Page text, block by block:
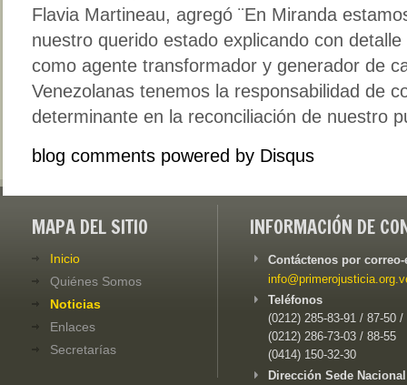
Flavia Martineau, agregó ¨En Miranda
nuestro querido estado explicando con
como agente transformador y generador de
Venezolanas tenemos la responsabilidad de
determinante en la reconciliación de nuestro
blog comments powered by Disqus
MAPA DEL SITIO
Inicio
Quiénes Somos
Noticias
Enlaces
Secretarías
INFORMACIÓN DE
Contáctenos por
Teléfonos
(0212) 285-83-91 / 87-50 /
(0212) 286-73-03 / 88-55
(0414) 150-32-30
Dirección Sede